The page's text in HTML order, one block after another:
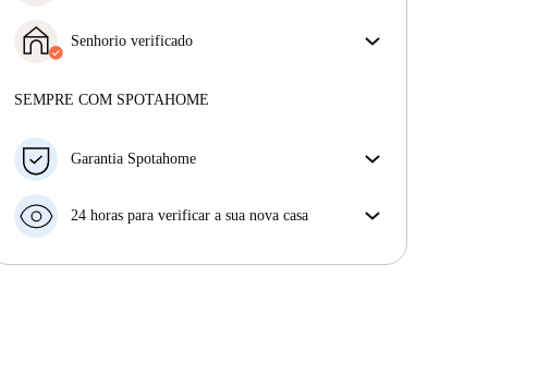
incluídas. A renda e as contas estão todas incluídas
para uma experiência sem preocupações
Senhorio verificado
Mais sobre este senhorio
SEMPRE COM SPOTAHOME
Garantia Spotahome
antecedência, nós iremos A) pagar um hotel e ajudá-
seu dinheiro na totalidade.
24 horas para verificar a sua nova casa